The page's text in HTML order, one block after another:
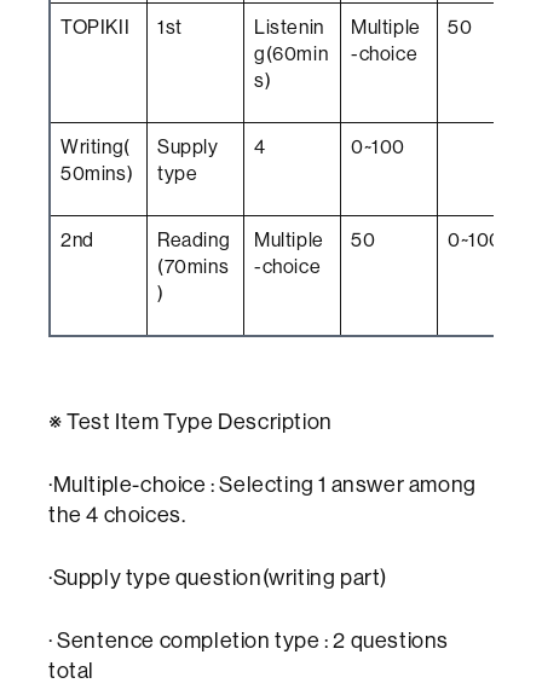
TOPIKII 1st
Listenin
g(60min
s)
Multiple
-choice
50
Writing(
50mins)
Supply
type
4 0~100
2nd
Reading
(70mins
)
Multiple
-choice
50 0~100
※ Test Item Type Description
·Multiple-choice : Selecting 1 answer among
the 4 choices.
·Supply type question(writing part)
· Sentence completion type : 2 questions
total